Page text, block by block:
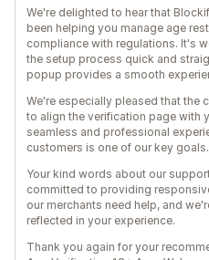
We're delighted to hear that
been helping you manage age
compliance with regulations. It's
the setup process quick and
popup provides a smooth
We're especially pleased that the
to align the verification page with
seamless and professional
customers is one of our key goals.
Your kind words about our
committed to providing
our merchants need help, and
reflected in your experience.
Thank you again for your